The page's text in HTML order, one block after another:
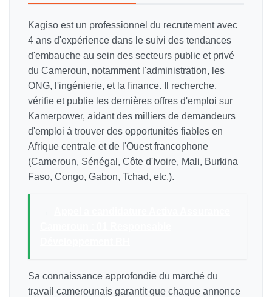
Kagiso est un professionnel du recrutement avec
4 ans d'expérience dans le suivi des tendances
d'embauche au sein des secteurs public et privé
du Cameroun, notamment l'administration, les
ONG, l'ingénierie, et la finance. Il recherche,
vérifie et publie les dernières offres d'emploi sur
Kamerpower, aidant des milliers de demandeurs
d'emploi à trouver des opportunités fiables en
Afrique centrale et de l'Ouest francophone
(Cameroun, Sénégal, Côte d'Ivoire, Mali, Burkina
Faso, Congo, Gabon, Tchad, etc.).
Sa connaissance approfondie du marché du
travail camerounais garantit que chaque annonce